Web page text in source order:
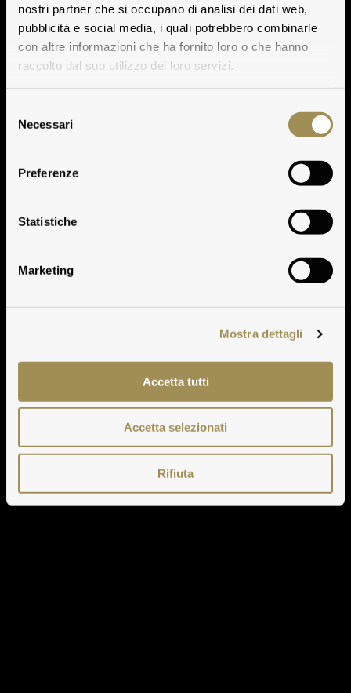
nostri partner che si occupano di analisi dei dati web,
pubblicità e social media, i quali potrebbero combinarle
con altre informazioni che ha fornito loro o che hanno
raccolto dal suo utilizzo dei loro servizi.
delNecessari
Preferenze
Statistiche
Marketing
Mostra dettagli
Accetta tutti
Accetta selezionati
Rifiuta
Certificazioni